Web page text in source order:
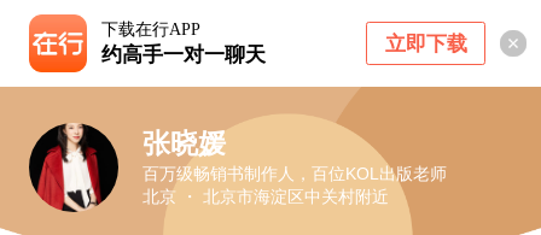
下载在行APP
约高手一对一聊天 立即下载
张晓媛
百万级畅销书制作人，百位KOL出版老师
北京 ・ 北京市海淀区中关村附近